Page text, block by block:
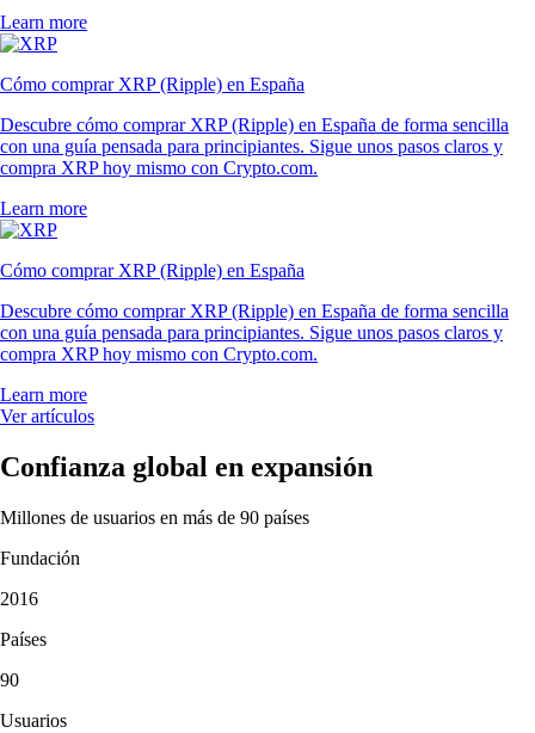
Learn more
Cómo comprar XRP (Ripple) en España
Descubre cómo comprar XRP (Ripple) en España de forma sencilla
con una guía pensada para principiantes. Sigue unos pasos claros y
compra XRP hoy mismo con Crypto.com.
Learn more
Cómo comprar XRP (Ripple) en España
Descubre cómo comprar XRP (Ripple) en España de forma sencilla
con una guía pensada para principiantes. Sigue unos pasos claros y
compra XRP hoy mismo con Crypto.com.
Learn more
Ver artículos
Confianza global en expansión
Millones de usuarios en más de 90 países
Fundación
2016
Países
90
Usuarios